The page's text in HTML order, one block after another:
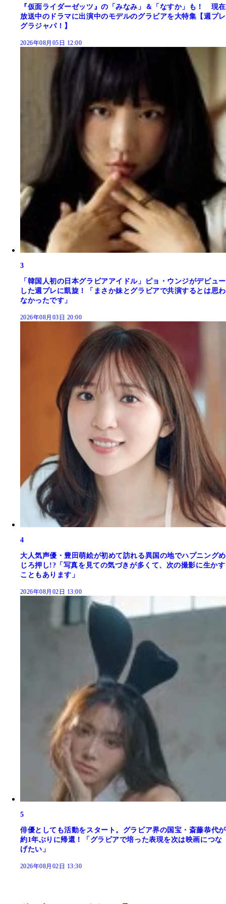
『仮面ライダーゼッツ』の「みなみ」＆「なすか」も！ 現在
放送中のドラマに出演中のモデルのグラビアを大特集【週プレ
グラジャパ！】
2026年08月05日 12:00
3
「韓国人初の日本グラビアアイドル」ピョ・ウンジがデビュー
した週プレに凱旋！「まさか妹とグラビアで共演するとは思わ
なかったです」
2026年08月03日 20:00
4
大人気声優・豊田萌絵が初めて訪れる異国の地でハプニングめ
じろ押し!?「写真を見ての気づきが多くて、次の撮影に生かす
こともあります」
2026年08月02日 13:00
5
俳優としても活動をスタート。グラビア界の国宝・斎藤恭代が
約1年ぶりに帰還！「グラビアで培った表現を次は映画につな
げたい」
2026年08月02日 13:30